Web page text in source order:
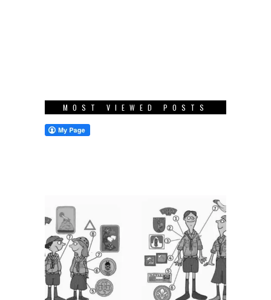
MOST VIEWED POSTS